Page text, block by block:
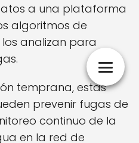
a una plataforma
algoritmos de
los analizan para
temprana, estas
prevenir fugas de
continuo de la
en la red de